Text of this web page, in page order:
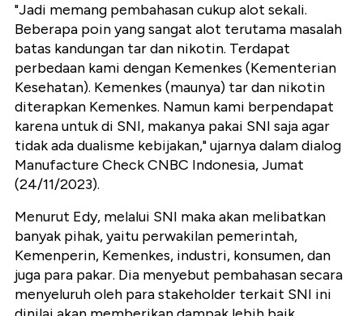
"Jadi memang pembahasan cukup alot sekali.
Beberapa poin yang sangat alot terutama masalah
batas kandungan tar dan nikotin. Terdapat
perbedaan kami dengan Kemenkes (Kementerian
Kesehatan). Kemenkes (maunya) tar dan nikotin
diterapkan Kemenkes. Namun kami berpendapat
karena untuk di SNI, makanya pakai SNI saja agar
tidak ada dualisme kebijakan," ujarnya dalam dialog
Manufacture Check CNBC Indonesia, Jumat
(24/11/2023).
Menurut Edy, melalui SNI maka akan melibatkan
banyak pihak, yaitu perwakilan pemerintah,
Kemenperin, Kemenkes, industri, konsumen, dan
juga para pakar. Dia menyebut pembahasan secara
menyeluruh oleh para stakeholder terkait SNI ini